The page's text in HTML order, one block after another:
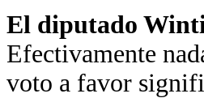
El diputado
Efectivamente
voto a favor